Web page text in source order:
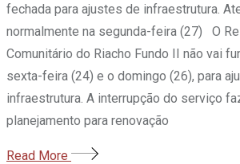
fechada para ajustes de infraestrutura.
normalmente na segunda-feira (27) O
Comunitário do Riacho Fundo II não vai
sexta-feira (24) e o domingo (26), para
infraestrutura. A interrupção do serviço
planejamento para renovação
Read More